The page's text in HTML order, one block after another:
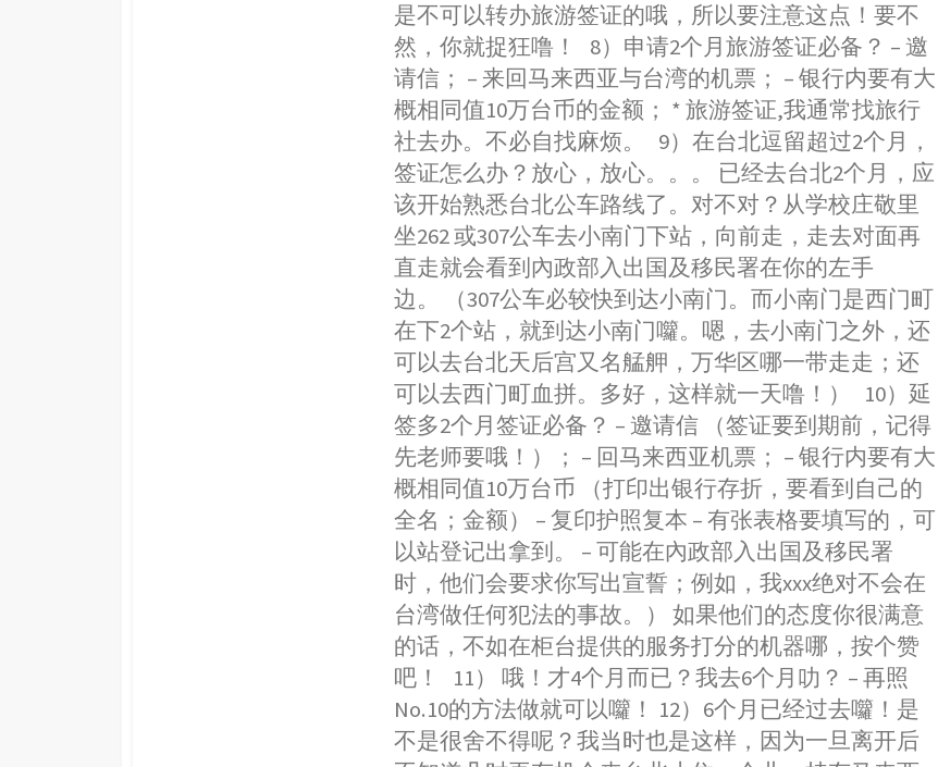
是不可以转办旅游签证的哦，所以要注意这点！要不
然，你就捉狂噜！ 8）申请2个月旅游签证必备？ – 邀
请信； – 来回马来西亚与台湾的机票； – 银行内要有大
概相同值10万台币的金额； * 旅游签证,我通常找旅行
社去办。不必自找麻烦。 9）在台北逗留超过2个月，
签证怎么办？放心，放心。。。 已经去台北2个月，应
该开始熟悉台北公车路线了。对不对？从学校庄敬里
坐262 或307公车去小南门下站，向前走，走去对面再
直走就会看到內政部入出国及移民署在你的左手
边。 （307公车必较快到达小南门。而小南门是西门町
在下2个站，就到达小南门囖。嗯，去小南门之外，还
可以去台北天后宫又名艋舺，万华区哪一带走走；还
可以去西门町血拼。多好，这样就一天噜！） 10）延
签多2个月签证必备？ – 邀请信 （签证要到期前，记得
先老师要哦！）； – 回马来西亚机票； – 银行内要有大
概相同值10万台币 （打印出银行存折，要看到自己的
全名；金额） – 复印护照复本 – 有张表格要填写的，可
以站登记出拿到。 – 可能在內政部入出国及移民署
时，他们会要求你写出宣誓；例如，我xxx绝对不会在
台湾做任何犯法的事故。） 如果他们的态度你很满意
的话，不如在柜台提供的服务打分的机器哪，按个赞
吧！ 11） 哦！才4个月而已？我去6个月叻？ – 再照
No.10的方法做就可以囖！ 12）6个月已经过去囖！是
不是很舍不得呢？我当时也是这样，因为一旦离开后